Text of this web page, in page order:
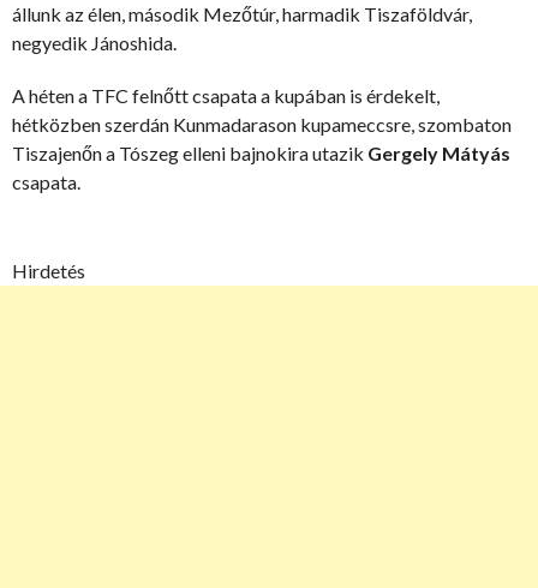
állunk az élen, második Mezőtúr, harmadik Tiszaföldvár,
negyedik Jánoshida.
A héten a TFC felnőtt csapata a kupában is érdekelt,
hétközben szerdán Kunmadarason kupameccsre, szombaton
Tiszajenőn a Tószeg elleni bajnokira utazik Gergely Mátyás
csapata.
Hirdetés